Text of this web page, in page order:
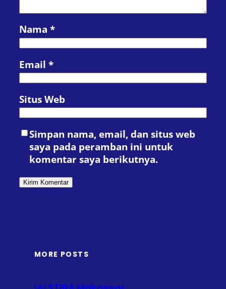
Nama *
Email *
Situs Web
Simpan nama, email, dan situs web
saya pada peramban ini untuk
komentar saya berikutnya.
MORE POSTS